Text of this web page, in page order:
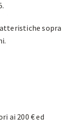
sopra
ai 200 € ed